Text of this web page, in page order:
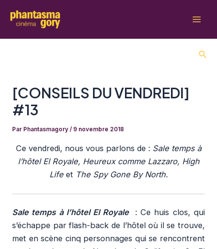
[CONSEILS DU VENDREDI]
#13
Par Phantasmagory/ 9 novembre 2018
Ce vendredi, nous vous parlons de : Sale temps à
l’hôtel El Royale, Heureux comme Lazzaro, High
Lifeet The Spy Gone By North.
Sale temps à l’hôtel El Royale : Ce huis clos, qui
s’échappe par flash-back de l’hôtel où il se trouve,
met en scène cinq personnages qui se rencontrent